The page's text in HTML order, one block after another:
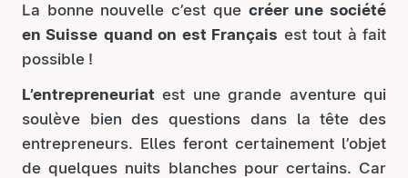
La bonne nouvelle c’est que créer une société
en Suisse quand on est Français est tout à fait
possible !
L’entrepreneuriat est une grande aventure qui
soulève bien des questions dans la tête des
entrepreneurs. Elles feront certainement l’objet
de quelques nuits blanches pour certains. Car